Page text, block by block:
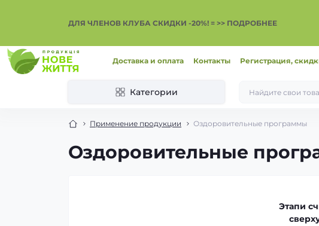
ДЛЯ ЧЛЕНОВ КЛУБА СКИДКИ -20%! = >> ПОДРОБНЕЕ
Доставка и оплата Контакты Регистрация,
Категории
Применение продукции Оздоровительные программы
Оздоровительные
Этапи